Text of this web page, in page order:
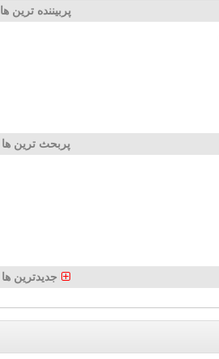
پربیننده ترین ها
پربحث ترین ها
جدیدترین ها